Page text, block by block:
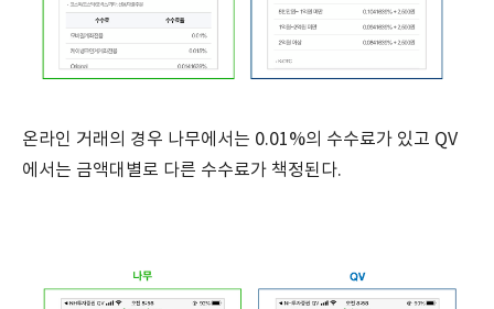
온라인 거래의 경우 나무에서는 0.01%의 수수료가 있고 QV
에서는 금액대별로 다른 수수료가 책정된다.